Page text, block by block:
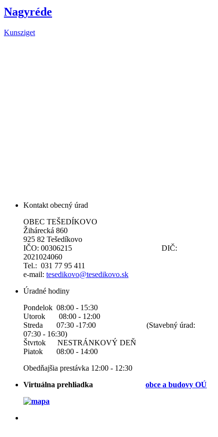
Nagyréde
Kunsziget
Kontakt obecný úrad
OBEC TEŠEDÍKOVO
Žihárecká 860
925 82 Tešedíkovo
IČO: 00306215 DIČ:
2021024060
Tel.: 031 77 95 411
e-mail: tesedikovo@tesedikovo.sk
Úradné hodiny
Pondelok 08:00 - 15:30
Utorok 08:00 - 12:00
Streda 07:30 -17:00 (Stavebný úrad:
07:30 - 16:30)
Štvrtok NESTRÁNKOVÝ DEŇ
Piatok 08:00 - 14:00
Obedňajšia prestávka 12:00 - 12:30
Virtuálna prehliadka obce a budovy OÚ